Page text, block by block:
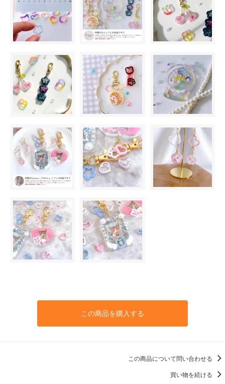
この商品を購入する
この商品について問い合わせる
買い物を続ける